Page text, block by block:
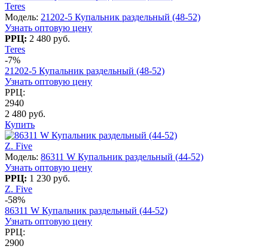
Teres
Модель: 21202-5 Купальник раздельный (48-52)
Узнать оптовую цену
РРЦ: 2 480 руб.
Teres
-7%
21202-5 Купальник раздельный (48-52)
Узнать оптовую цену
РРЦ:
2940
2 480 руб.
Купить
Z. Five
Модель: 86311 W Купальник раздельный (44-52)
Узнать оптовую цену
РРЦ: 1 230 руб.
Z. Five
-58%
86311 W Купальник раздельный (44-52)
Узнать оптовую цену
РРЦ:
2900